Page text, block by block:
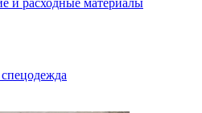
и расходные материалы